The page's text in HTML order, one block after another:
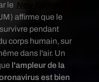
le New England
affirme que le
pendant
corps humain, sur
dans l'air. Un
l'ampleur de la
est bien